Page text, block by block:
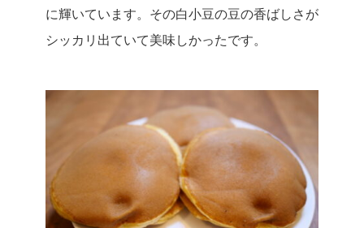
に輝いています。その白小豆の豆の香ばしさが
シッカリ出ていて美味しかったです。